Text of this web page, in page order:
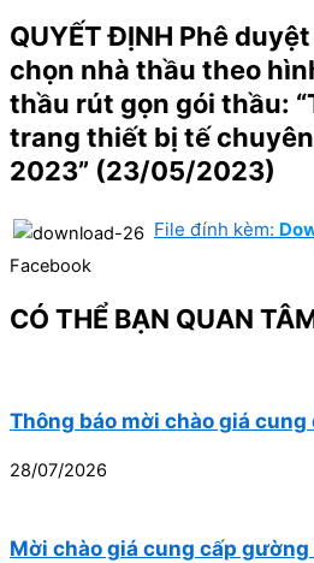
QUYẾT ĐỊNH Phê
chọn nhà thầu theo
thầu rút gọn gói thầu:
trang thiết bị tế
2023” (23/05/2023)
File đính kèm:
Facebook
CÓ THỂ BẠN QUAN
Thông báo mời chào giá
28/07/2026
Mời chào giá cung cấp